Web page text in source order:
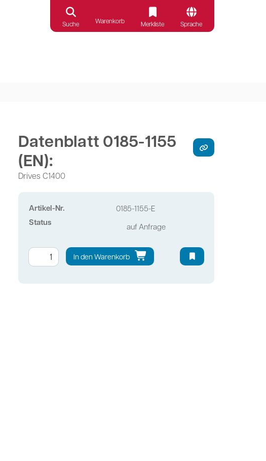
Suche Warenkorb Merkliste Sprache
Datenblatt 0185-1155
(EN):
Drives C1400
Artikel-Nr. 0185-1155-E
Status auf Anfrage
In den Warenkorb